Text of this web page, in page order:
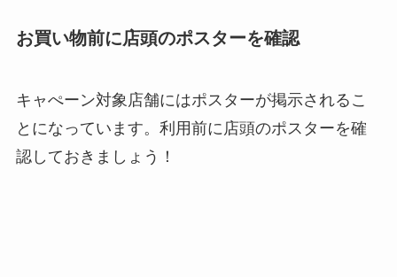
お買い物前に店頭のポスターを確認
キャぺーン対象店舗にはポスターが掲示されるこ
とになっています。利用前に店頭のポスターを確
認しておきましょう！